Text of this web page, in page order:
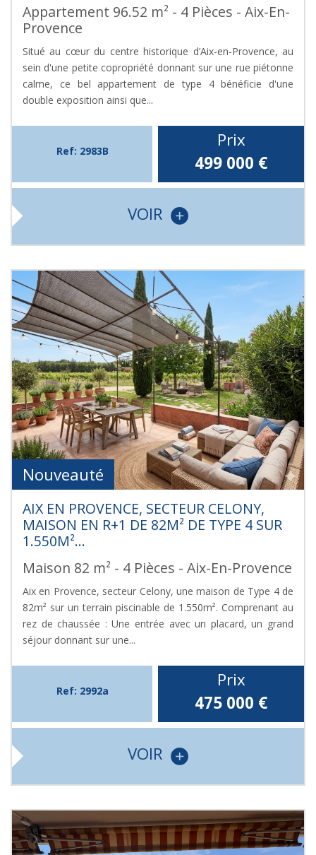
Appartement 96.52 m² - 4 Pièces - Aix-En-
Provence
Situé au cœur du centre historique d’Aix-en-Provence, au
sein d'une petite copropriété donnant sur une rue piétonne
calme, ce bel appartement de type 4 bénéficie d'une
double exposition ainsi que...
Ref: 2983B
Prix
499 000 €
VOIR
Nouveauté
AIX EN PROVENCE, SECTEUR CELONY,
MAISON EN R+1 DE 82M² DE TYPE 4 SUR
1.550M²...
Maison 82 m² - 4 Pièces - Aix-En-Provence
Aix en Provence, secteur Celony, une maison de Type 4 de
82m² sur un terrain piscinable de 1.550m². Comprenant au
rez de chaussée : Une entrée avec un placard, un grand
séjour donnant sur une...
Ref: 2992a
Prix
475 000 €
VOIR